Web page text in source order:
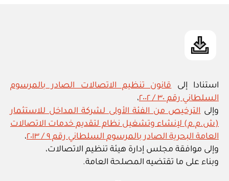
استنادا إلى قانون تنظيم الاتصالات الصادر بالمرسوم
السلطاني رقم ٣٠ / ٢٠٠٢
،
وإلى الترخيص من الفئة الأولى لشركة المداخل للاستثمار
(ش.م.م) لإنشاء وتشغيل نظام لتقديم خدمات الاتصالات
العامة البحرية الصادر بالمرسوم السلطاني رقم ٩ / ٢٠١٣
،
وإلى موافقة مجلس إدارة هيئة تنظيم الاتصالات،
وبناء على ما تقتضيه المصلحة العامة.